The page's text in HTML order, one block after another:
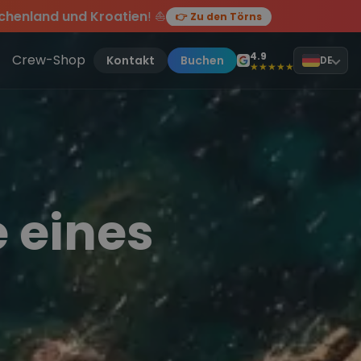
und Kroatien! ⛵ 👉 Zu den Törns
Törn!
des Jahres, sei dabei.
Crew-Shop Kontakt Buchen 4.9
★★★★★ DE
eines